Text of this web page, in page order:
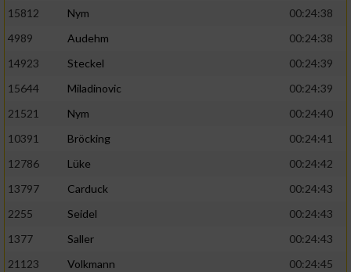
15812
Nym
00:24:38
4989
Audehm
00:24:38
14923
Steckel
00:24:39
15644
Miladinovic
00:24:39
21521
Nym
00:24:40
10391
Bröcking
00:24:41
12786
Lüke
00:24:42
13797
Carduck
00:24:43
2255
Seidel
00:24:43
1377
Saller
00:24:43
21123
Volkmann
00:24:45